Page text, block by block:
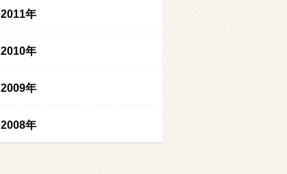
2011年
2010年
2009年
2008年